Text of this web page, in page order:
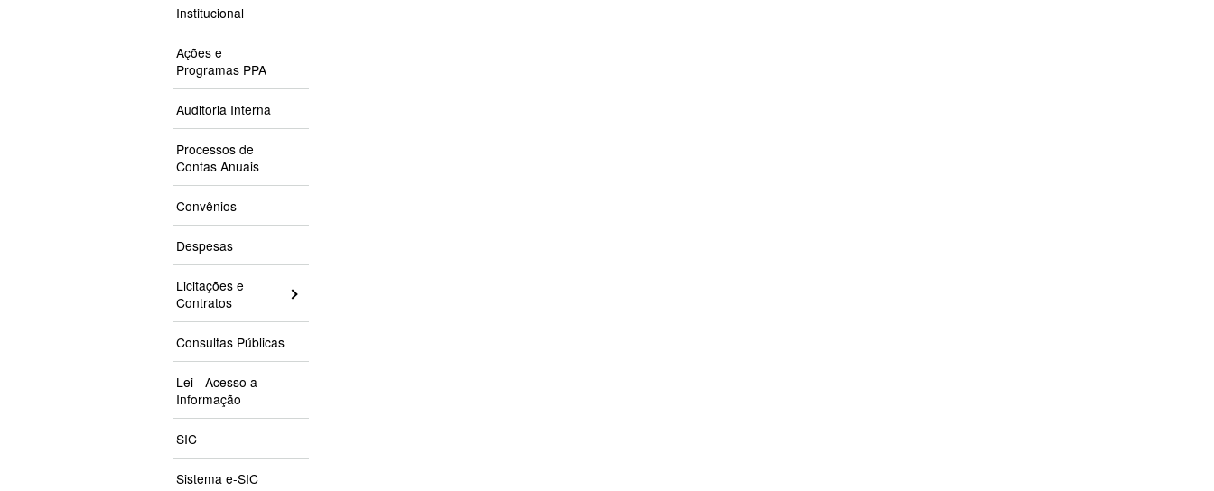
Institucional
Ações e
Programas PPA
Auditoria Interna
Processos de
Contas Anuais
Convênios
Despesas
Licitações e
Contratos
Consultas Públicas
Lei - Acesso a
Informação
SIC
Sistema e-SIC